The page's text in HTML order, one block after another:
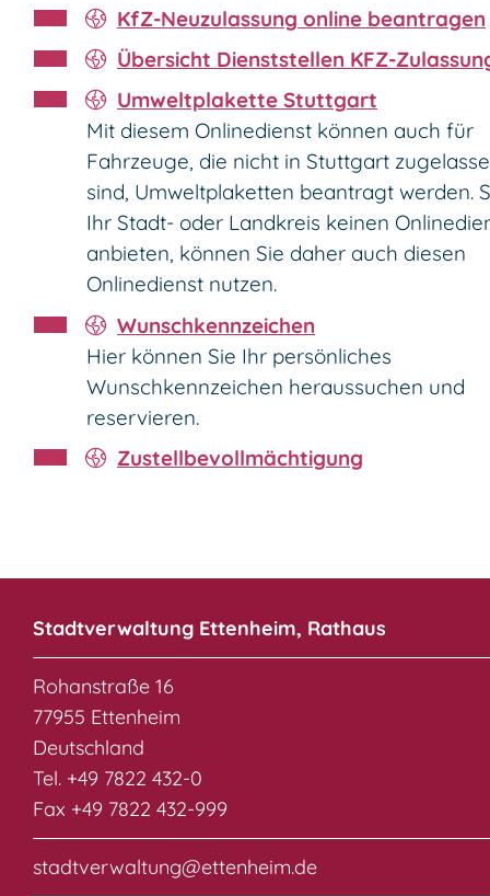
KfZ-Neuzulassung online beantragen
Übersicht Dienststellen KFZ-
Umweltplakette Stuttgart
Mit diesem Onlinedienst können auch für
Fahrzeuge, die nicht in Stuttgart
sind, Umweltplaketten beantragt werden.
Ihr Stadt- oder Landkreis keinen
anbieten, können Sie daher auch diesen
Onlinedienst nutzen.
Wunschkennzeichen
Hier können Sie Ihr persönliches
Wunschkennzeichen heraussuchen und
reservieren.
Zustellbevollmächtigung
Stadtverwaltung Ettenheim, Rathaus
Rohanstraße 16
77955 Ettenheim
Deutschland
Tel. +49 7822 432-0
Fax +49 7822 432-999
stadtverwaltung@ettenheim.de